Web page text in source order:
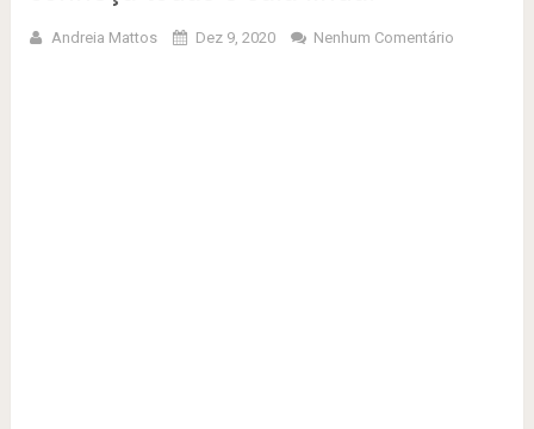
Andreia Mattos Dez 9, 2020 Nenhum Comentário